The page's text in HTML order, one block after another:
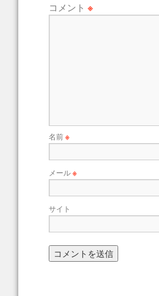
コメント ※
名前※
メール※
サイト